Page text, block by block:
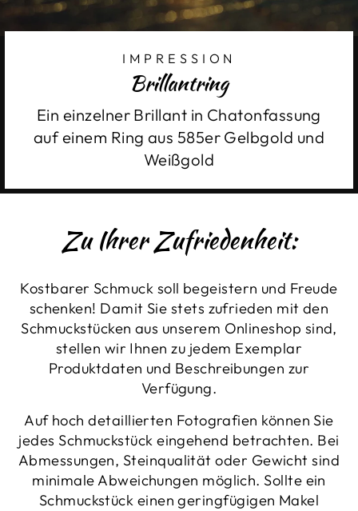
IMPRESSION
Brillantring
Ein einzelner Brillant in Chatonfassung
auf einem Ring aus 585er Gelbgold und
Weißgold
Zu Ihrer Zufriedenheit:
Kostbarer Schmuck soll begeistern und Freude
schenken! Damit Sie stets zufrieden mit den
Schmuckstücken aus unserem Onlineshop sind,
stellen wir Ihnen zu jedem Exemplar
Produktdaten und Beschreibungen zur
Verfügung.
Auf hoch detaillierten Fotografien können Sie
jedes Schmuckstück eingehend betrachten. Bei
Abmessungen, Steinqualität oder Gewicht sind
minimale Abweichungen möglich. Sollte ein
Schmuckstück einen geringfügigen Makel